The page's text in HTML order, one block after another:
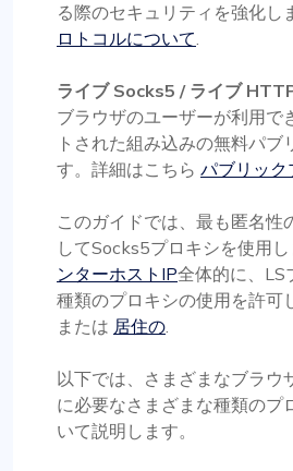
る際のセキュリティを強化し
ロトコルについて.
ライブ Socks5 / ライブ
ブラウザのユーザーが利用で
トされた組み込みの無料パブ
す。詳細はこちら パブリック
このガイドでは、最も匿名性
してSocks5プロキシを使用し
ンターホストIP全体的に、LS
種類のプロキシの使用を許可
または 居住の.
以下では、さまざまなブラウ
に必要なさまざまな種類のプ
いて説明します。